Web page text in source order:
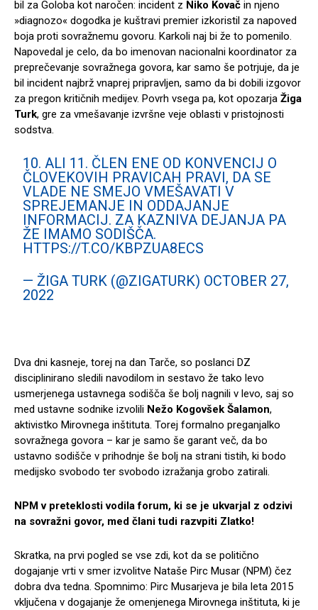
bil za Goloba kot naročen: incident z Niko Kovač in njeno
»diagnozo« dogodka je kuštravi premier izkoristil za napoved
boja proti sovražnemu govoru. Karkoli naj bi že to pomenilo.
Napovedal je celo, da bo imenovan nacionalni koordinator za
preprečevanje sovražnega govora, kar samo še potrjuje, da je
bil incident najbrž vnaprej pripravljen, samo da bi dobili izgovor
za pregon kritičnih medijev. Povrh vsega pa, kot opozarja Žiga
Turk, gre za vmešavanje izvršne veje oblasti v pristojnosti
sodstva.
10. ALI 11. ČLEN ENE OD KONVENCIJ O
ČLOVEKOVIH PRAVICAH PRAVI, DA SE
VLADE NE SMEJO VMEŠAVATI V
SPREJEMANJE IN ODDAJANJE
INFORMACIJ. ZA KAZNIVA DEJANJA PA
ŽE IMAMO SODIŠČA.
HTTPS://T.CO/KBPZUA8ECS
— ŽIGA TURK (@ZIGATURK) OCTOBER 27,
2022
Dva dni kasneje, torej na dan Tarče, so poslanci DZ
disciplinirano sledili navodilom in sestavo že tako levo
usmerjenega ustavnega sodišča še bolj nagnili v levo, saj so
med ustavne sodnike izvolili Nežo Kogovšek Šalamon,
aktivistko Mirovnega inštituta. Torej formalno preganjalko
sovražnega govora – kar je samo še garant več, da bo
ustavno sodišče v prihodnje še bolj na strani tistih, ki bodo
medijsko svobodo ter svobodo izražanja grobo zatirali.
NPM v preteklosti vodila forum, ki se je ukvarjal z odzivi
na sovražni govor, med člani tudi razvpiti Zlatko!
Skratka, na prvi pogled se vse zdi, kot da se politično
dogajanje vrti v smer izvolitve Nataše Pirc Musar (NPM) čez
dobra dva tedna. Spomnimo: Pirc Musarjeva je bila leta 2015
vključena v dogajanje že omenjenega Mirovnega inštituta, ki je